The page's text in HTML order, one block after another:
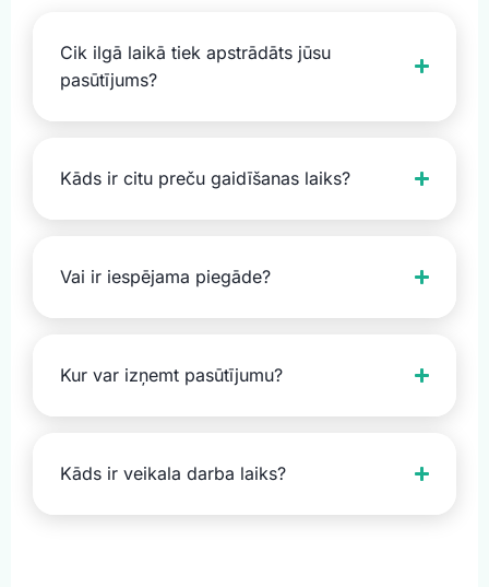
Cik ilgā laikā tiek apstrādāts jūsu
pasūtījums?
Kāds ir citu preču gaidīšanas laiks?
Vai ir iespējama piegāde?
Kur var izņemt pasūtījumu?
Kāds ir veikala darba laiks?